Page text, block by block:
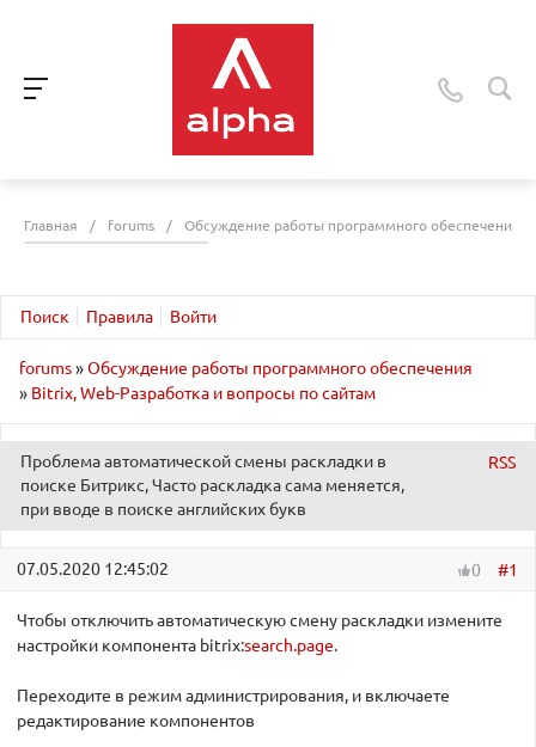
Главная / forums / Обсуждение работы программного обеспечения
Поиск Правила Войти
forums »Обсуждение работы программного обеспечения
» Bitrix, Web-Разработка и вопросы по сайтам
RSS
Проблема автоматической смены раскладки в
поиске Битрикс, Часто раскладка сама меняется,
при вводе в поиске английских букв
#1
0
07.05.2020 12:45:02
Чтобы отключить автоматическую смену раскладки измените
настройки компонента bitrix:search.page.
Переходите в режим администрирования, и включаете
редактирование компонентов